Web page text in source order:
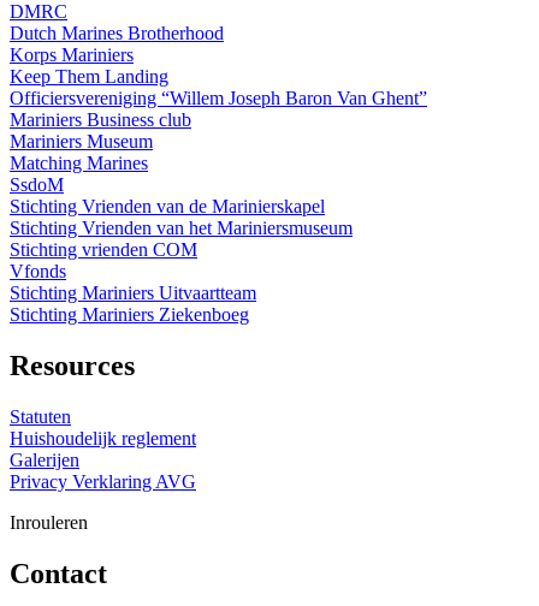
DMRC
Dutch Marines Brotherhood
Korps Mariniers
Keep Them Landing
Officiersvereniging “Willem Joseph Baron Van Ghent”
Mariniers Business club
Mariniers Museum
Matching Marines
SsdoM
Stichting Vrienden van de Marinierskapel
Stichting Vrienden van het Mariniersmuseum
Stichting vrienden COM
Vfonds
Stichting Mariniers Uitvaartteam
Stichting Mariniers Ziekenboeg
Resources
Statuten
Huishoudelijk reglement
Galerijen
Privacy Verklaring AVG
Inrouleren
Contact